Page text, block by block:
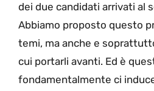
dei due candidati arrivati al
Abbiamo proposto questo
temi, ma anche e
cui portarli avanti. Ed è
fondamentalmente ci